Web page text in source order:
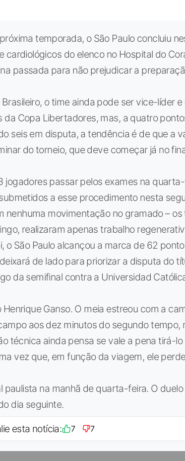
temporada, o São Paulo concluiu
cardiológicos do elenco no Hospital do
passada para não prejudicar a
o time ainda pode ser vice-líder e
Copa Libertadores, mas, a quatro
seis em disputa, a tendência é de que a
do torneio, que deve começar já no
jogadores passar pelos exames na
a esse procedimento nesta
nenhuma movimentação no gramado – os
realizaram apenas trabalho
o São Paulo alcançou a marca de 62
de lado para priorizar a disputa do
da semifinal contra a Universidad
Ganso. O meia estreou com a
aos dez minutos do segundo tempo,
técnica ainda pensa se vale a pena tirá-lo
vez que, em função da viagem, ele
na manhã de quarta-feira. O
dia seguinte.
esta notícia: 7 7